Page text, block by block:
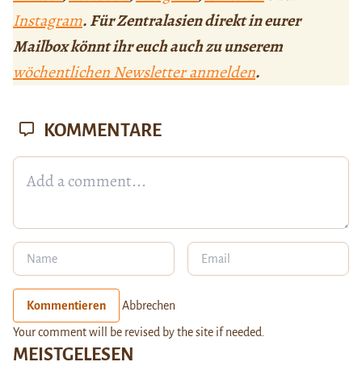
Instagram. Für Zentralasien direkt in eurer
Mailbox könnt ihr euch auch zu unserem
wöchentlichen Newsletter anmelden.
MEISTGELESEN
KOMMENTARE
Kommentieren Abbrechen
Your comment will be revised by the site if needed.